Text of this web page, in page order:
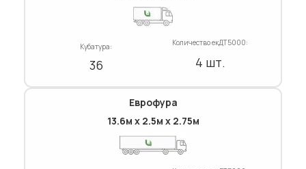
Кубатура:
36
Количество екДТ5000:
4 шт.
Еврофура
13.6м х 2.5м х 2.75м